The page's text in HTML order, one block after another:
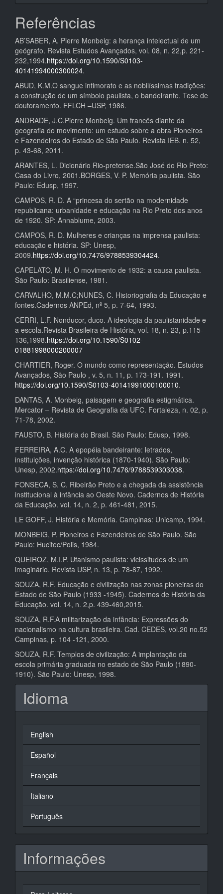
Referências
AB’SABER, A. Pierre Monbeig: a herança intelectual de um
geógrafo. Revista Estudos Avançados, vol. 08, n. 22,p. 221-
232,1994.https://doi.org/10.1590/S0103-
40141994000300024.
ABUD, K.M.O sangue intimorato e as nobilíssimas tradições:
a construção de um símbolo paulista, o bandeirante. Tese de
doutoramento. FFLCH –USP, 1986.
ANDRADE, J.C.Pierre Monbeig. Um francês diante da
geografia do movimento: um estudo sobre a obra Pioneiros
e Fazendeiros do Estado de São Paulo. Revista IEB. n. 52,
p. 43-68, 2011.
ARANTES, L. Dicionário Rio-pretense.São José do Rio Preto:
Casa do Livro, 2001.BORGES, V. P. Memória paulista. São
Paulo: Edusp, 1997.
CAMPOS, R. D. A “princesa do sertão na modernidade
republicana: urbanidade e educação na Rio Preto dos anos
de 1920. SP: Annablume, 2003.
CAMPOS, R. D. Mulheres e crianças na imprensa paulista:
educação e história. SP: Unesp,
2009.https://doi.org/10.7476/9788539304424.
CAPELATO, M. H. O movimento de 1932: a causa paulista.
São Paulo: Brasiliense, 1981.
CARVALHO, M.M.C;NUNES, C. Historiografia da Educação e
fontes.Cadernos ANPEd, nº 5, p. 7-64, 1993.
CERRI, L.F. Nonducor, duco. A ideologia da paulistanidade e
a escola.Revista Brasileira de História, vol. 18, n. 23, p.115-
136,1998.https://doi.org/10.1590/S0102-
01881998000200007
CHARTIER, Roger. O mundo como representação. Estudos
Avançados, São Paulo , v. 5, n. 11, p. 173-191. 1991.
https://doi.org/10.1590/S0103-40141991000100010.
DANTAS, A. Monbeig, paisagem e geografia estigmática.
Mercator – Revista de Geografia da UFC. Fortaleza, n. 02, p.
71-78, 2002.
FAUSTO, B. História do Brasil. São Paulo: Edusp, 1998.
FERREIRA, A.C. A epopéia bandeirante: letrados,
instituições, invenção histórica (1870-1940). São Paulo:
Unesp, 2002.https://doi.org/10.7476/9788539303038.
FONSECA, S. C. Ribeirão Preto e a chegada da assistência
institucional à infância ao Oeste Novo. Cadernos de História
da Educação. vol. 14, n. 2, p. 461-481, 2015.
LE GOFF, J. História e Memória. Campinas: Unicamp, 1994.
MONBEIG, P. Pioneiros e Fazendeiros de São Paulo. São
Paulo: Hucitec/Polis, 1984.
QUEIROZ, M.I.P. Ufanismo paulista: vicissitudes de um
imaginário. Revista USP, n. 13, p. 78-87, 1992.
SOUZA, R.F. Educação e civilização nas zonas pioneiras do
Estado de São Paulo (1933 -1945). Cadernos de História da
Educação. vol. 14, n. 2,p. 439-460,2015.
SOUZA, R.F.A militarização da infância: Expressões do
nacionalismo na cultura brasileira. Cad. CEDES, vol.20 no.52
Campinas, p. 104 -121, 2000.
SOUZA, R.F. Templos de civilização: A implantação da
escola primária graduada no estado de São Paulo (1890-
1910). São Paulo: Unesp, 1998.
Idioma
English
Español
Français
Italiano
Português
Informações